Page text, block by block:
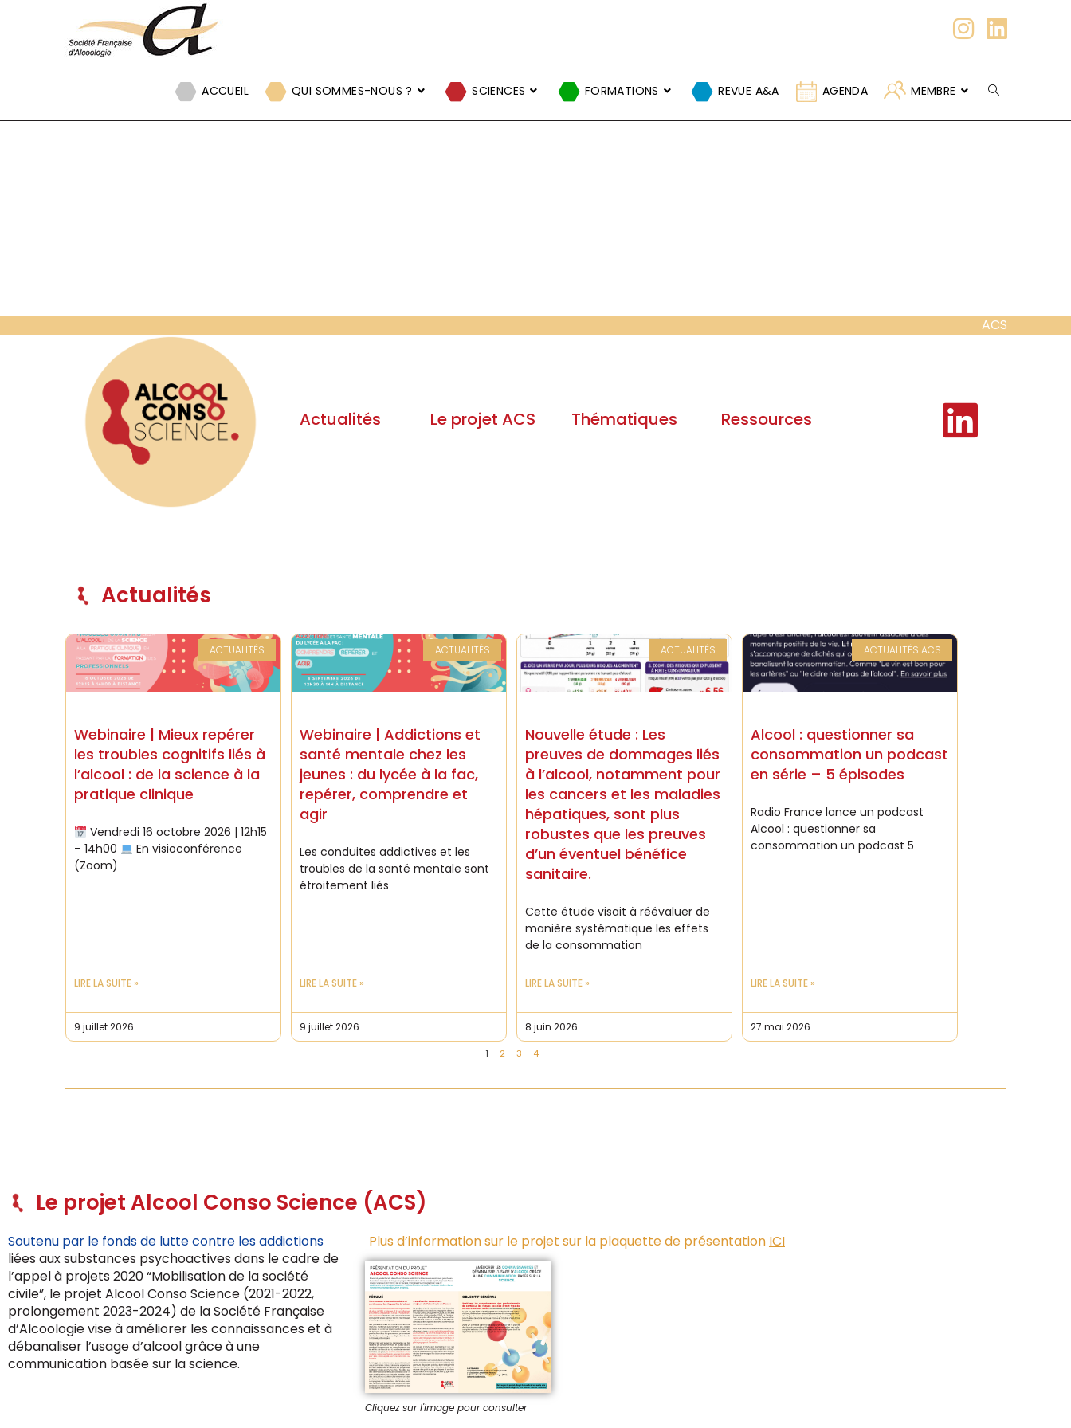
Panneau de gestion des cookies
ACCUEIL QUI SOMMES-NOUS ? SCIENCES FORMATIONS REVUE A&A AGENDA MEMBRE
ACS
Actualités Le projet ACS Thématiques Ressources
Actualités
ACTUALITÉS
Webinaire | Mieux repérer
les troubles cognitifs liés à
l’alcool : de la science à la
pratique clinique
Vendredi 16 octobre 2026 | 12h15
– 14h00
En visioconférence
(Zoom)
LIRE LA SUITE »
9 juillet 2026
ACTUALITÉS
Webinaire | Addictions et
santé mentale chez les
jeunes : du lycée à la fac,
repérer, comprendre et
agir
Les conduites addictives et les
troubles de la santé mentale sont
étroitement liés
LIRE LA SUITE »
9 juillet 2026
ACTUALITÉS
Nouvelle étude : Les
preuves de dommages liés
à l’alcool, notamment pour
les cancers et les maladies
hépatiques, sont plus
robustes que les preuves
d’un éventuel bénéfice
sanitaire.
Cette étude visait à réévaluer de
manière systématique les effets
de la consommation
LIRE LA SUITE »
8 juin 2026
ACTUALITÉS ACS
Alcool : questionner sa
consommation un podcast
en série – 5 épisodes
Radio France lance un podcast
Alcool : questionner sa
consommation un podcast 5
LIRE LA SUITE »
27 mai 2026
1 2 3 4
Le projet Alcool Conso Science (ACS)
Soutenu par le fonds de lutte contre les addictions
liées aux substances psychoactives dans le cadre de
l’appel à projets 2020 “Mobilisation de la société
civile”, le projet Alcool Conso Science (2021-2022,
prolongement 2023-2024) de la Société Française
d’Alcoologie vise à améliorer les connaissances et à
débanaliser l’usage d’alcool grâce à une
communication basée sur la science.
Plus d’information sur le projet sur la plaquette de présentation ICI
Cliquez sur l'image pour consulter